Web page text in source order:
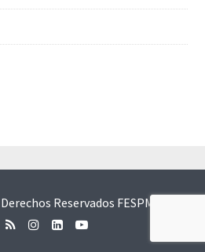
Reservados FESPM